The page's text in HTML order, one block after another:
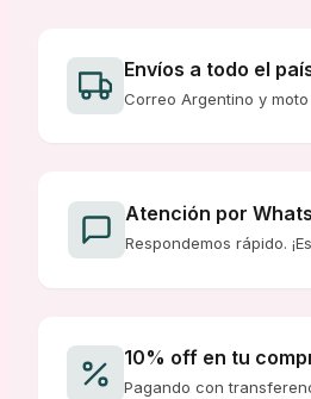
Envíos a todo el
Correo Argentino y
Atención por
Respondemos rápido.
10% off en tu
Pagando con